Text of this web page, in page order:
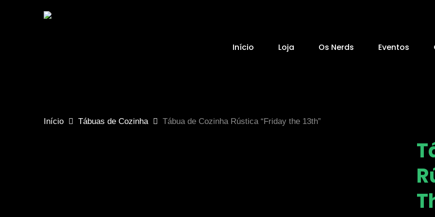
Início Loja Os Nerds Eventos
Início Tábuas de Cozinha Tábua de Cozinha Rústica “Friday the 13th”